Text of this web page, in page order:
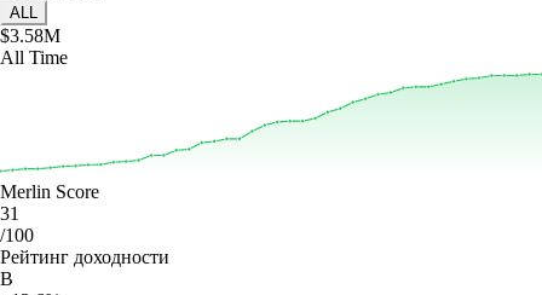
ALL
$3.58M
All Time
Merlin Score
31
/100
Рейтинг доходности
B